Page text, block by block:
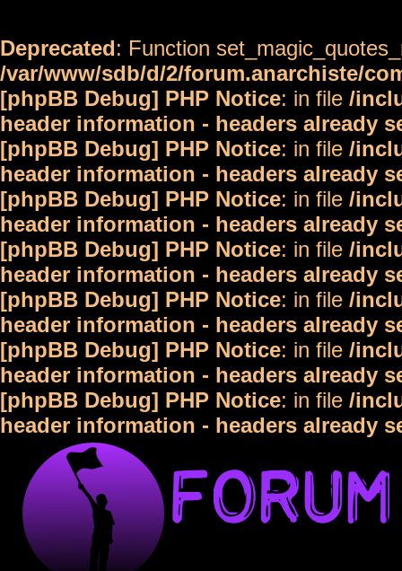
Deprecated: Function
/var/www/sdb/d/2/forum.anarchiste/
[phpBB Debug] PHP Notice: in file /
header information - headers already
[phpBB Debug] PHP Notice: in file /
header information - headers already
[phpBB Debug] PHP Notice: in file /
header information - headers already
[phpBB Debug] PHP Notice: in file /
header information - headers already
[phpBB Debug] PHP Notice: in file /
header information - headers already
[phpBB Debug] PHP Notice: in file /
header information - headers already
[phpBB Debug] PHP Notice: in file /
header information - headers already